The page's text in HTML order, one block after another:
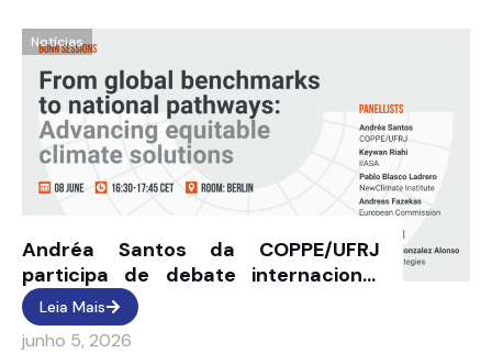
Notícias
Andréa Santos da COPPE/UFRJ
participa de debate internacional
sobre trajetórias climáticas na
Conferência de Bonn, na Alemanha....
Leia Mais
junho 5, 2026